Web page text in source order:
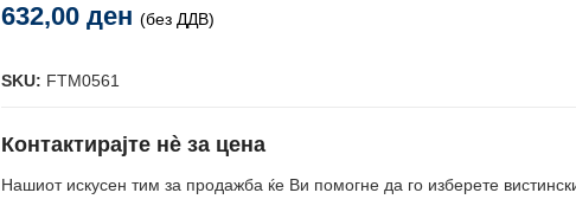
632,00ден (без ДДВ)
SKU: FTM0561
Контактирајте нè за цена
Нашиот искусен тим за продажба ќе Ви помогне да го изберете